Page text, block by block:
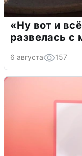
«Ну вот и
развелась
6 августа 157